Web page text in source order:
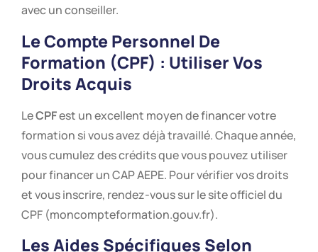
avec un conseiller.
Le Compte Personnel De
Formation (CPF) : Utiliser Vos
Droits Acquis
LeCPFest un excellent moyen de financer votre
formation si vous avez déjà travaillé. Chaque année,
vous cumulez des crédits que vous pouvez utiliser
pour financer un CAP AEPE. Pour vérifier vos droits
et vous inscrire, rendez-vous sur le site officiel du
CPF (moncompteformation.gouv.fr).
Les Aides Spécifiques Selon